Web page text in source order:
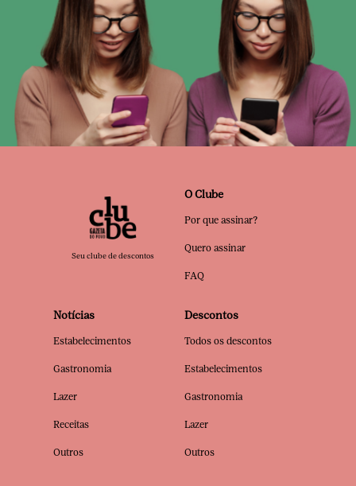
Seu clube de descontos
O Clube
Por que assinar?
Quero assinar
FAQ
Notícias
Estabelecimentos
Gastronomia
Lazer
Receitas
Outros
Descontos
Todos os descontos
Estabelecimentos
Gastronomia
Lazer
Outros